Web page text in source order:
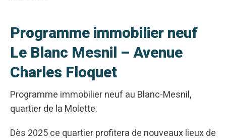
Programme immobilier neuf
Le Blanc Mesnil – Avenue
Charles Floquet
Programme immobilier neuf au Blanc-Mesnil,
quartier de la Molette.
Dès 2025 ce quartier profitera de nouveaux lieux de